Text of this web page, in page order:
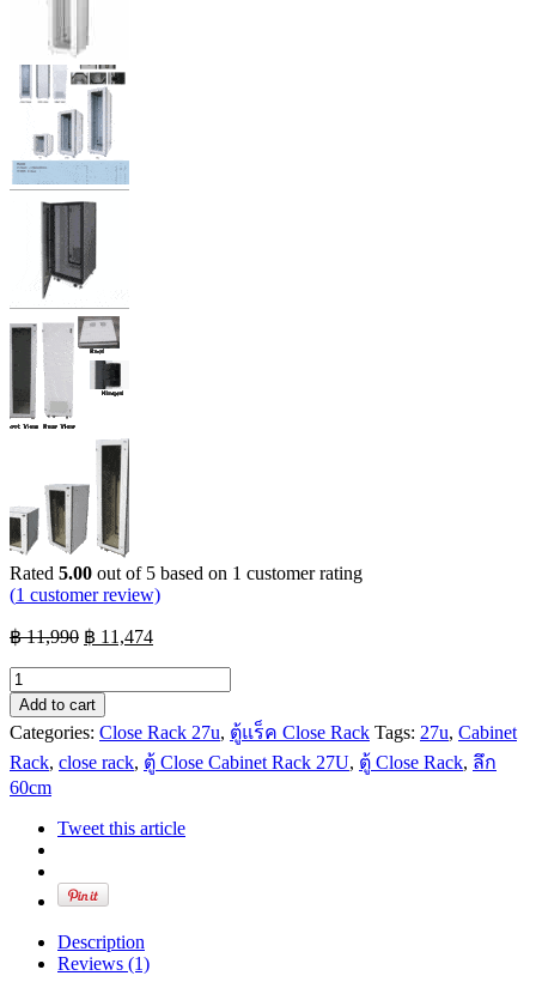
Rated 5.00 out of 5 based on 1 customer rating
(1 customer review)
฿11,990 Original
฿ 11,990.
฿ 11,474Current
ตู้
Close
Cabinet
Rack
27U
ลึก
60cm
quantity
Add to cart
Categories: Close Rack 27u, ตู้แร็ค Close Rack Tags: 27u, Cabinet
Rack, close rack, ตู้ Close Cabinet Rack 27U, ตู้ Close Rack, ลึก
60cm
Tweet this article
Description
Reviews (1)